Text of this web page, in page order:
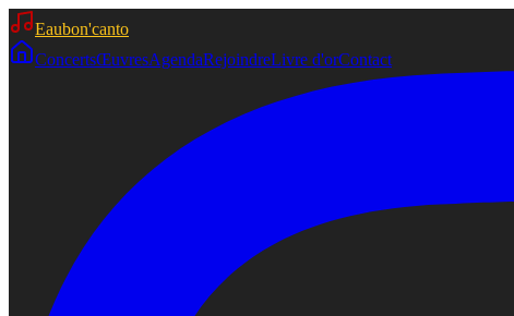
Eaubon'canto
ConcertsŒuvresAgendaRejoindreLivre d'orContact